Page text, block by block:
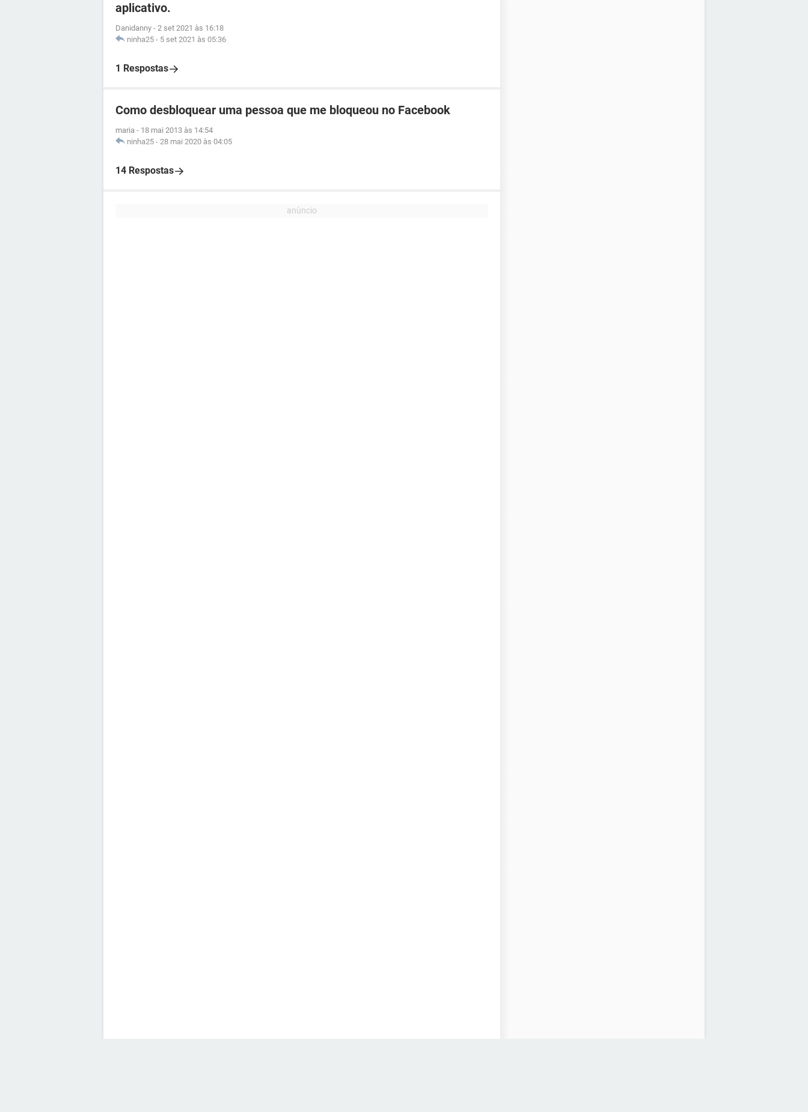
aplicativo.
Danidanny - 2 set 2021 às 16:18
ninha25 - 5 set 2021 às 05:36
1 Respostas
Como desbloquear uma pessoa que me bloqueou no Facebook
maria - 18 mai 2013 às 14:54
ninha25 - 28 mai 2020 às 04:05
14 Respostas